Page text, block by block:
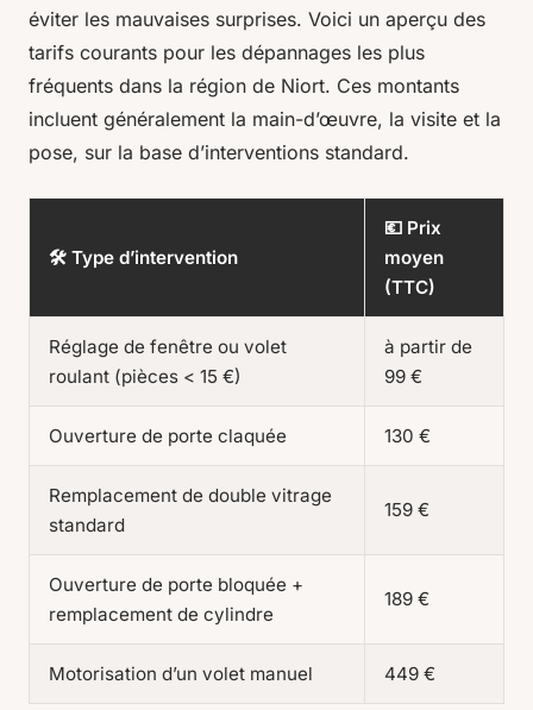
éviter les mauvaises surprises. Voici un aperçu des
tarifs courants pour les dépannages les plus
fréquents dans la région de Niort. Ces montants
incluent généralement la main-d’œuvre, la visite et la
pose, sur la base d’interventions standard.
🛠️ Type d’intervention
💶 Prix
moyen
(TTC)
Réglage de fenêtre ou volet
roulant (pièces < 15 €)
à partir de
99 €
Ouverture de porte claquée 130 €
Remplacement de double vitrage
standard
159 €
Ouverture de porte bloquée +
remplacement de cylindre
189 €
Motorisation d’un volet manuel 449 €